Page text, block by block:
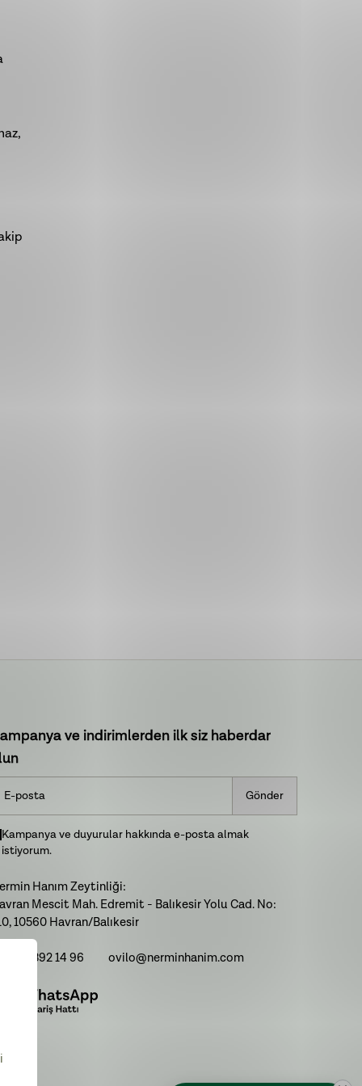
ve indirimlerden ilk siz haberdar
Gönder
Kampanya ve duyurular hakkında e-posta almak
istiyorum.
Hanım Zeytinliği:
Mescit Mah. Edremit - Balıkesir Yolu Cad. No:
10560 Havran/Balıkesir
0266 392 14 96 ovilo@nerminhanim.com